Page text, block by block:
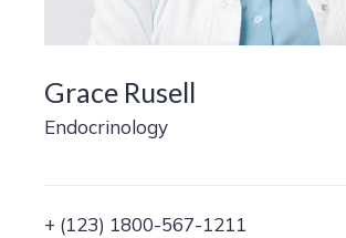
Grace Rusell
Endocrinology
+ (123) 1800-567-1211